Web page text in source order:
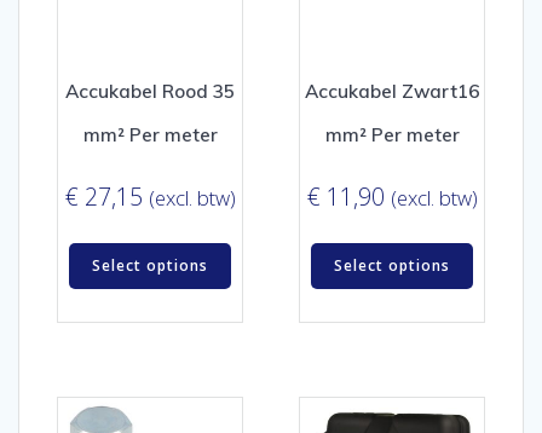
Accukabel Rood 35
mm² Per meter
€ 27,15 (excl. btw)
Select options
Accukabel Zwart16
mm² Per meter
€ 11,90 (excl. btw)
Select options